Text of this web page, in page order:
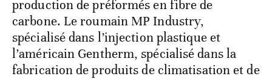
production de préformés en fibre de
carbone. Le roumain MP Industry,
spécialisé dans l’injection plastique et
l’américain Gentherm, spécialisé dans la
fabrication de produits de climatisation et de